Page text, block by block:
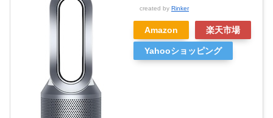
created by Rinker
Amazon 楽天市場
Yahooショッピング